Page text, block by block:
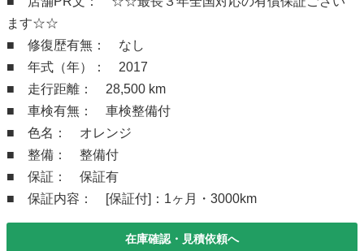
ます☆☆
■ 修復歴有無： なし
■ 年式（年）： 2017
■ 走行距離： 28,500 km
■ 車検有無： 車検整備付
■ 色名： オレンジ
■ 整備： 整備付
■ 保証： 保証有
■ 保証内容： [保証付]：1ヶ月・3000km
在庫確認・見積依頼へ